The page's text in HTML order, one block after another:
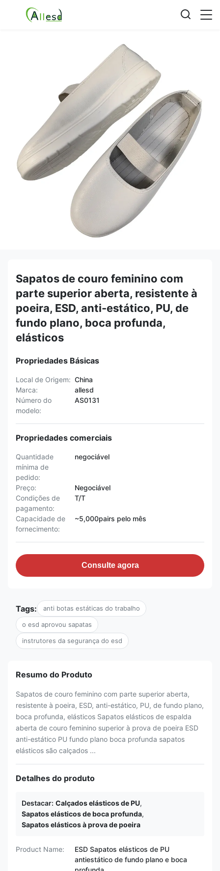
Sapatos de couro feminino com
parte superior aberta, resistente à
poeira, ESD, anti-estático, PU, de
fundo plano, boca profunda,
elásticos
Propriedades Básicas
Local de Origem: China
Marca:
allesd
Número do
modelo:
AS0131
Propriedades comerciais
Quantidade
mínima de
pedido:
negociável
Preço:
Negociável
Condições de
pagamento:
T/T
Capacidade de
fornecimento:
~5,000pairs pelo mês
Consulte agora
Tags: anti botas estáticas do trabalho
o esd aprovou sapatas
instrutores da segurança do esd
Resumo do Produto
Sapatos de couro feminino com parte superior aberta,
resistente à poeira, ESD, anti-estático, PU, de fundo plano,
boca profunda, elásticos Sapatos elásticos de espalda
aberta de couro feminino superior à prova de poeira ESD
anti-estático PU fundo plano boca profunda sapatos
elásticos são calçados ...
Detalhes do produto
Destacar: Calçados elásticos de PU,
Sapatos elásticos de boca profunda,
Sapatos elásticos à prova de poeira
Product Name:
ESD Sapatos elásticos de PU
antiestático de fundo plano e boca